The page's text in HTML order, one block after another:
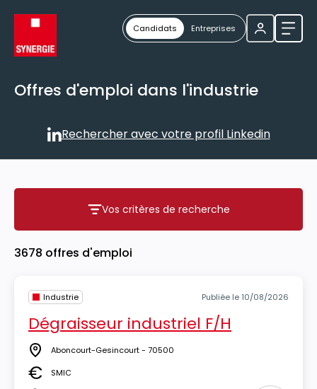
Candidats Entreprises
Offres d'emploi dans l'industrie
Rechercher avec votre
Rechercher avec votre profil Linkedin
Vos critères de recherche
Vos critères de recherche
3678 offres d'emploi
Industrie Publiée le 10/08/2026
Dégraisseur industriel F/H
Lieu Aboncourt-Gesincourt - 70500
Salaire
SMIC